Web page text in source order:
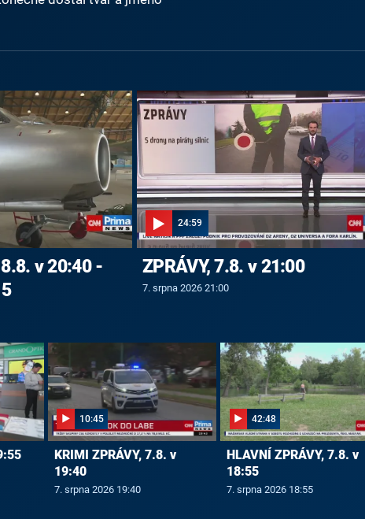
v 20:40 -
24:59
ZPRÁVY, 7.8. v 21:00
7. srpna 2026 21:00
10:45
KRIMI ZPRÁVY, 7.8. v
19:40
7. srpna 2026 19:40
42:48
HLAVNÍ ZPRÁVY, 7.8. v
18:55
7. srpna 2026 18:55